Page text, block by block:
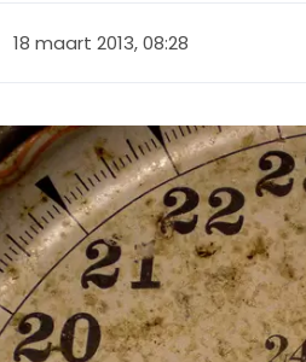
18 maart 2013, 08:28